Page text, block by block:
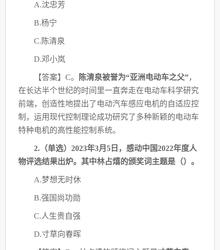
A.沈忠芳
B.杨宁
C.陈清泉
D.邓小岚
【答案】C。 陈清泉被誉为“亚洲电动车之父”，
在长达半个世纪的时间里一直奔走在电动车科学研究
前端，创造性地提出了电动汽车感应电机的自适应控
制，运用现代控制理论成功研究了多种新颖的电动车
特种电机的高性能控制系统。
2.（单选）2023年3月5日，感动中国2022年度人
物评选结果出炉。其中林占熺的颁奖词主题是（）。
A.梦想无时休
B.强国尚功勋
C.人生贵自强
D.寸草向春晖